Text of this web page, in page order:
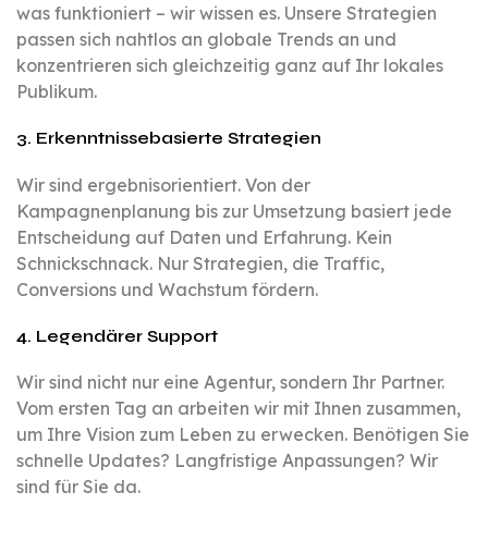
was funktioniert – wir wissen es. Unsere Strategien
passen sich nahtlos an globale Trends an und
konzentrieren sich gleichzeitig ganz auf Ihr lokales
Publikum.
3. Erkenntnissebasierte Strategien
Wir sind ergebnisorientiert. Von der
Kampagnenplanung bis zur Umsetzung basiert jede
Entscheidung auf Daten und Erfahrung. Kein
Schnickschnack. Nur Strategien, die Traffic,
Conversions und Wachstum fördern.
4. Legendärer Support
Wir sind nicht nur eine Agentur, sondern Ihr Partner.
Vom ersten Tag an arbeiten wir mit Ihnen zusammen,
um Ihre Vision zum Leben zu erwecken. Benötigen Sie
schnelle Updates? Langfristige Anpassungen? Wir
sind für Sie da.